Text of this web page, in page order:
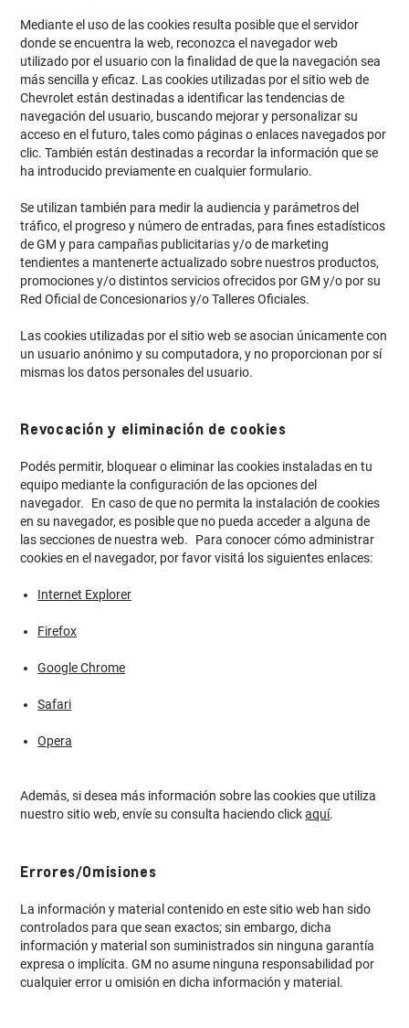
Mediante el uso de las cookies resulta posible que el servidor
donde se encuentra la web, reconozca el navegador web
utilizado por el usuario con la finalidad de que la navegación sea
más sencilla y eficaz. Las cookies utilizadas por el sitio web de
Chevrolet están destinadas a identificar las tendencias de
navegación del usuario, buscando mejorar y personalizar su
acceso en el futuro, tales como páginas o enlaces navegados por
clic. También están destinadas a recordar la información que se
ha introducido previamente en cualquier formulario.
Se utilizan también para medir la audiencia y parámetros del
tráfico, el progreso y número de entradas, para fines estadísticos
de GM y para campañas publicitarias y/o de marketing
tendientes a mantenerte actualizado sobre nuestros productos,
promociones y/o distintos servicios ofrecidos por GM y/o por su
Red Oficial de Concesionarios y/o Talleres Oficiales.
Las cookies utilizadas por el sitio web se asocian únicamente con
un usuario anónimo y su computadora, y no proporcionan por sí
mismas los datos personales del usuario.
Revocación y eliminación de cookies
Podés permitir, bloquear o eliminar las cookies instaladas en tu
equipo mediante la configuración de las opciones del
navegador. En caso de que no permita la instalación de cookies
en su navegador, es posible que no pueda acceder a alguna de
las secciones de nuestra web. Para conocer cómo administrar
cookies en el navegador, por favor visitá los siguientes enlaces:
Internet Explorer
Firefox
Google Chrome
Safari
Opera
Además, si desea más información sobre las cookies que utiliza
nuestro sitio web, envíe su consulta haciendo clickaquí.
Errores/Omisiones
La información y material contenido en este sitio web han sido
controlados para que sean exactos; sin embargo, dicha
información y material son suministrados sin ninguna garantía
expresa o implícita. GM no asume ninguna responsabilidad por
cualquier error u omisión en dicha información y material.